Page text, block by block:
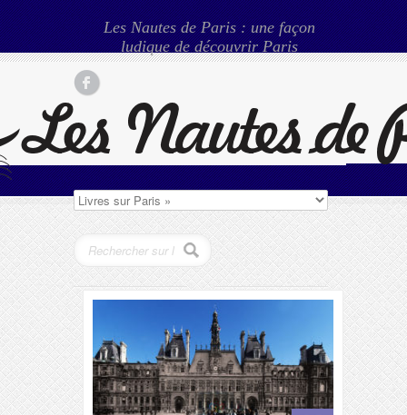
Les Nautes de Paris : une façon
ludique de découvrir Paris